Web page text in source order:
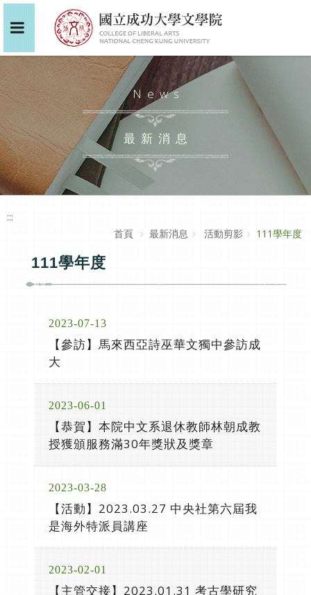
News
最新消息
:::
首頁
最新消息 活動剪影 111學年度
111學年度
2023-07-13
【參訪】馬來西亞詩巫華文獨中參訪成
大
2023-06-01
【恭賀】本院中文系退休教師林朝成教
授獲頒服務滿30年獎狀及獎章
2023-03-28
【活動】2023.03.27 中央社第六屆我
是海外特派員講座
2023-02-01
【主管交接】2023.01.31 考古學研究